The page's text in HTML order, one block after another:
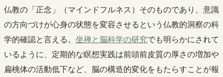
仏教の「正念」（マインドフルネス）そのものであり、意識
の方向づけが心身の状態を変容させるという仏教的洞察の科
学的確認と言える。 坐禅と脳科学の研究でも明らかにされて
いるように、定期的な瞑想実践は前頭前皮質の厚さの増加や
扁桃体の活動低下など、脳の構造的変化をもたらすことが報